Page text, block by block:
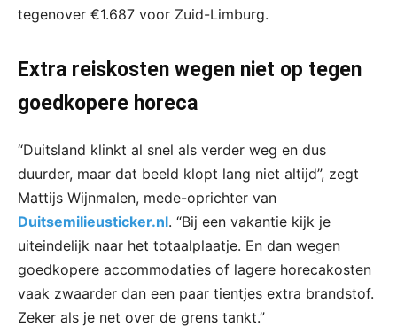
tegenover €1.687 voor Zuid-Limburg.
Extra reiskosten wegen niet op tegen
goedkopere horeca
“Duitsland klinkt al snel als verder weg en dus
duurder, maar dat beeld klopt lang niet altijd”, zegt
Mattijs Wijnmalen, mede-oprichter van
Duitsemilieusticker.nl. “Bij een vakantie kijk je
uiteindelijk naar het totaalplaatje. En dan wegen
goedkopere accommodaties of lagere horecakosten
vaak zwaarder dan een paar tientjes extra brandstof.
Zeker als je net over de grens tankt.”